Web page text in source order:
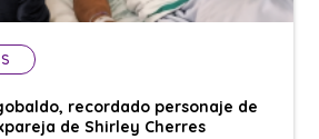
recordado personaje de
de Shirley Cherres